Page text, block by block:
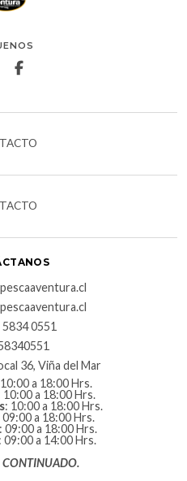
0551
36, Viña del Mar
a 18:00 Hrs.
10:00 a 18:00 Hrs.
: 10:00 a 18:00 Hrs.
09:00 a 18:00 Hrs.
09:00 a 18:00 Hrs.
: 09:00 a 14:00 Hrs.